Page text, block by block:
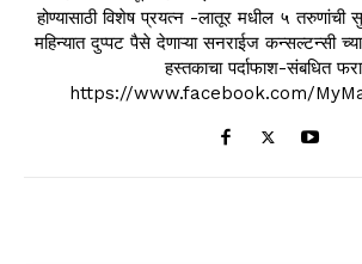
होण्यासाठी विशेष प्रयत्न -लातूर मधील ५
महिन्यात दुप्पट पैसे देणाऱ्या सनराईज कन्सल्टन्सी
हस्तकाचा पर्दाफाश-संबधित
https://www.facebook.com/